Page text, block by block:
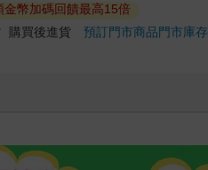
幣加碼回饋最高15倍
購買後進貨預訂門市商品門市庫存